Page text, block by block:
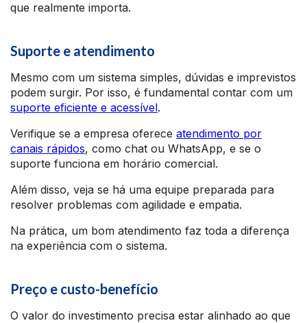
que realmente importa.
Suporte e atendimento
Mesmo com um sistema simples, dúvidas e imprevistos
podem surgir. Por isso, é fundamental contar com um
suporte eficiente e acessível.
Verifique se a empresa oferece atendimento por
canais rápidos, como chat ou WhatsApp, e se o
suporte funciona em horário comercial.
Além disso, veja se há uma equipe preparada para
resolver problemas com agilidade e empatia.
Na prática, um bom atendimento faz toda a diferença
na experiência com o sistema.
Preço e custo-benefício
O valor do investimento precisa estar alinhado ao que